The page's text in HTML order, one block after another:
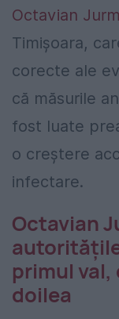
Octavian
Timișoara,
corecte ale
că măsurile
fost luate
o creștere
infectare.
Octavian
primul val,
doilea